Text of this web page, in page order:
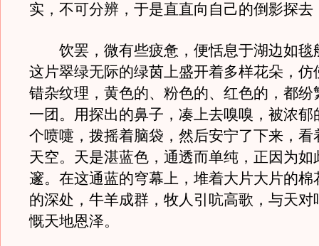
实，不可分辨，于是直直向自己的倒影探去
饮罢，微有些疲惫，便恬息于湖边如毯
这片翠绿无际的绿茵上盛开着多样花朵，仿
错杂纹理，黄色的、粉色的、红色的，都纷
一团。用探出的鼻子，凑上去嗅嗅，被浓郁
个喷嚏，拨摇着脑袋，然后安宁了下来，看
天空。天是湛蓝色，通透而单纯，正因为如
邃。在这通蓝的穹幕上，堆着大片大片的棉
的深处，牛羊成群，牧人引吭高歌，与天对
慨天地恩泽。